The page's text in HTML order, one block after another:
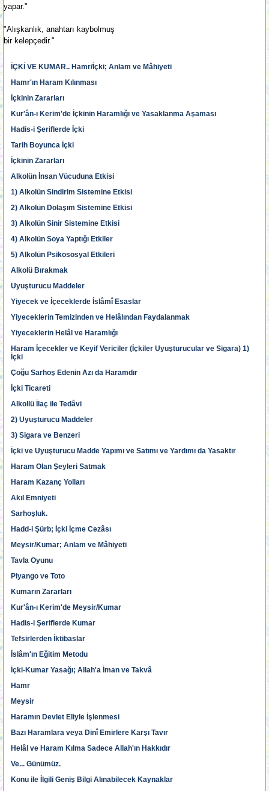
yapar."
"Alışkanlık, anahtarı kaybolmuş
bir kelepçedir."
İÇKİ VE KUMAR.. Hamr/İçki; Anlam ve Mâhiyeti
Hamr'ın Haram Kılınması
İçkinin Zararları
Kur'ân-ı Kerim'de İçkinin Haramlığı ve Yasaklanma Aşaması
Hadis-i Şeriflerde İçki
Tarih Boyunca İçki
İçkinin Zararları
Alkolün İnsan Vücuduna Etkisi
1) Alkolün Sindirim Sistemine Etkisi
2) Alkolün Dolaşım Sistemine Etkisi
3) Alkolün Sinir Sistemine Etkisi
4) Alkolün Soya Yaptığı Etkiler
5) Alkolün Psikososyal Etkileri
Alkolü Bırakmak
Uyuşturucu Maddeler
Yiyecek ve İçeceklerde İslâmî Esaslar
Yiyeceklerin Temizinden ve Helâlından Faydalanmak
Yiyeceklerin Helâl ve Haramlığı
Haram İçecekler ve Keyif Vericiler (İçkiler Uyuşturucular ve Sigara) 1)
İçki
Çoğu Sarhoş Edenin Azı da Haramdır
İçki Ticareti
Alkollü İlaç ile Tedâvi
2) Uyuşturucu Maddeler
3) Sigara ve Benzeri
İçki ve Uyuşturucu Madde Yapımı ve Satımı ve Yardımı da Yasaktır
Haram Olan Şeyleri Satmak
Haram Kazanç Yolları
Akıl Emniyeti
Sarhoşluk.
Hadd-i Şürb; İçki İçme Cezâsı
Meysir/Kumar; Anlam ve Mâhiyeti
Tavla Oyunu
Piyango ve Toto
Kumarın Zararları
Kur'ân-ı Kerim'de Meysir/Kumar
Hadis-i Şeriflerde Kumar
Tefsirlerden İktibaslar
İslâm'ın Eğitim Metodu
İçki-Kumar Yasağı; Allah'a İman ve Takvâ
Hamr
Meysir
Haramın Devlet Eliyle İşlenmesi
Bazı Haramlara veya Dinî Emirlere Karşı Tavır
Helâl ve Haram Kılma Sadece Allah'ın Hakkıdır
Ve... Günümüz.
Konu ile İlgili Geniş Bilgi Alınabilecek Kaynaklar